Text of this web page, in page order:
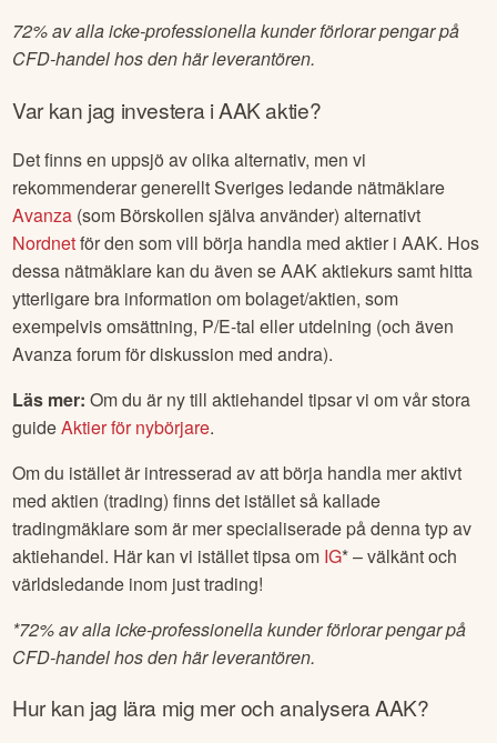
72% av alla icke-professionella kunder förlorar pengar på
CFD-handel hos den här leverantören.
Var kan jag investera iAAKaktie?
Det finns en uppsjö av olika alternativ, men vi
rekommenderar generellt Sveriges ledande nätmäklare
Avanza (som Börskollen själva använder) alternativt
Nordnetför den som vill börja handla med aktier iAAK. Hos
dessa nätmäklare kan du även seAAKaktiekurs samt hitta
ytterligare bra information om bolaget/aktien, som
exempelvis omsättning, P/E-tal eller utdelning (och även
Avanza forum för diskussion med andra).
Läs mer: Om du är ny till aktiehandel tipsar vi om vår stora
guideAktier för nybörjare.
Om du istället är intresserad av att börja handla mer aktivt
med aktien (trading) finns det istället så kallade
tradingmäklare som är mer specialiserade på denna typ av
aktiehandel. Här kan vi istället tipsa om IG* – välkänt och
världsledande inom just trading!
*72% av alla icke-professionella kunder förlorar pengar på
CFD-handel hos den här leverantören.
Hur kan jag lära mig mer och analyseraAAK?